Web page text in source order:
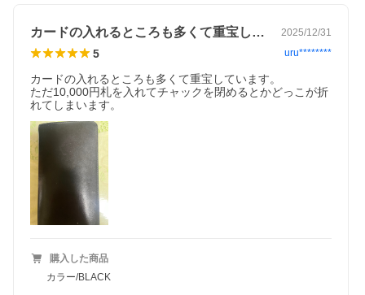
カードの入れるところも多くて重宝してい… 2025/12/31
5 uru********
カードの入れるところも多くて重宝しています。
ただ10,000円札を入れてチャックを閉めるとかどっこが折
れてしまいます。
購入した商品
カラー/BLACK